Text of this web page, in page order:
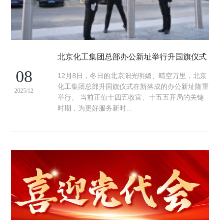
08
2025/12
北京化工集团总部办公新址举行升国旗仪式
12月8日，冬日的北京阳光明媚、晴空万里，北京
化工集团总部升国旗仪式在新落成的办公新址隆重
举行。 当前正值十四五收官、十五五开局的关键
时期，为更好服务新时...